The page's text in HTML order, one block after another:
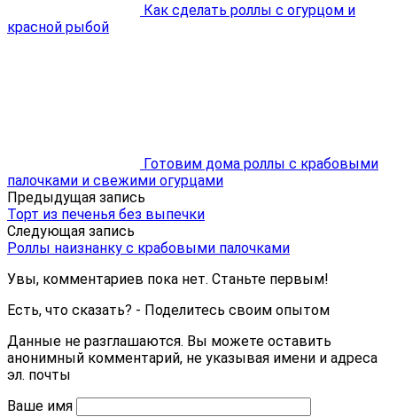
Как сделать роллы с огурцом и
красной рыбой
Готовим дома роллы с крабовыми
палочками и свежими огурцами
Предыдущая запись
Торт из печенья без выпечки
Следующая запись
Роллы наизнанку с крабовыми палочками
Увы, комментариев пока нет. Станьте первым!
Есть, что сказать? - Поделитесь своим опытом
Данные не разглашаются. Вы можете оставить
анонимный комментарий, не указывая имени и адреса
эл. почты
Ваше имя